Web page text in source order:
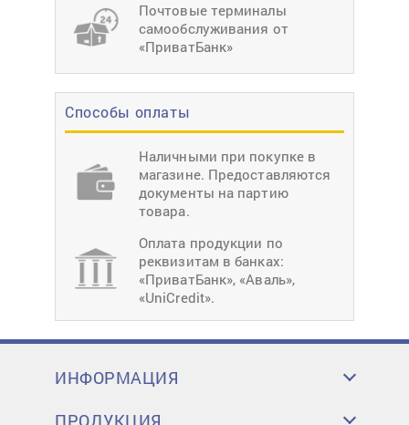
Почтовые терминалы
самообслуживания от
«ПриватБанк»
Способы оплаты
Наличными при покупке в
магазине. Предоставляются
документы на партию
товара.
Оплата продукции по
реквизитам в банках:
«ПриватБанк», «Аваль»,
«UniCredit».
ИНФОРМАЦИЯ
ПРОДУКЦИЯ